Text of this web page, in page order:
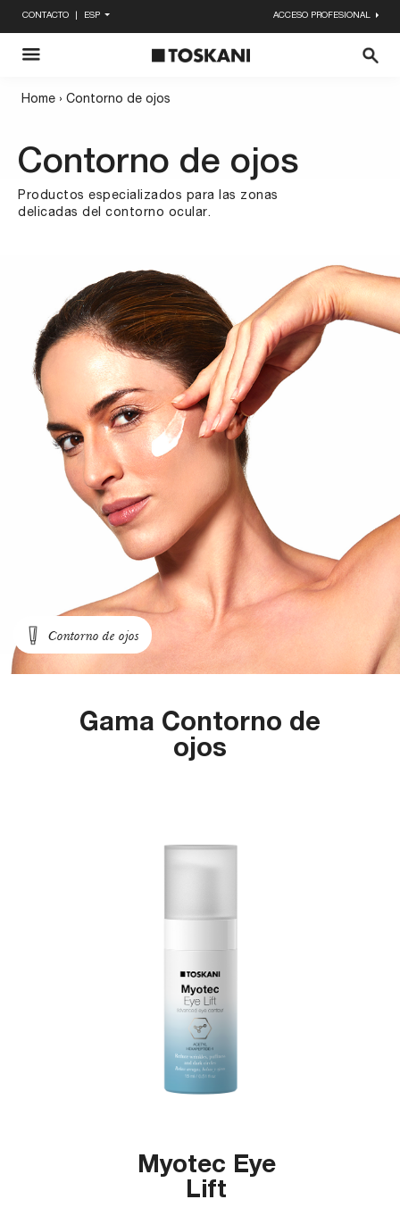
CONTACTO ESP ACCESO PROFESIONAL
Home › Contorno de ojos
Contorno de ojos
Productos especializados para las zonas
delicadas del contorno ocular.
Contorno de ojos
Gama Contorno de
ojos
Myotec Eye
Lift